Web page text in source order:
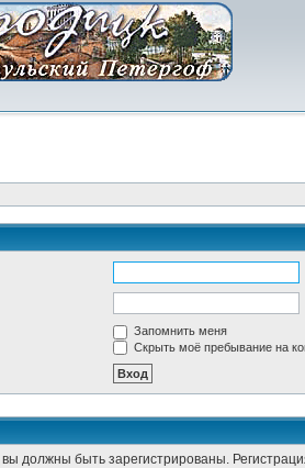
Запомнить меня
Скрыть моё пребывание на
должны быть зарегистрированы.